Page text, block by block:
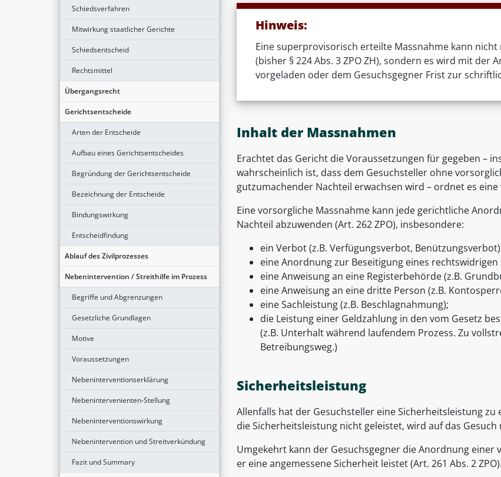
Schiedsverfahren
Mitwirkung staatlicher Gerichte
Schiedsentscheid
Rechtsmittel
Übergangsrecht
Gerichtsentscheide
Arten der Entscheide
Aufbau eines Gerichtsentscheides
Begründung der Gerichtsentscheide
Bezeichnung der Entscheide
Bindungswirkung
Entscheidfindung
Ablauf des Zivilprozesses
Nebenintervention / Streithilfe im Prozess
Begriffe und Abgrenzungen
Gesetzliche Grundlagen
Motive
Voraussetzungen
Nebeninterventionserklärung
Nebenintervenienten-Stellung
Nebeninterventionswirkung
Nebenintervention und Streitverkündung
Fazit und Summary
Hinweis:
Eine superprovisorisch erteilte Massnahme kann
(bisher § 224 Abs. 3 ZPO ZH), sondern es wird mit
vorgeladen oder dem Gesuchsgegner Frist zur
Inhalt der Massnahmen
Erachtet das Gericht die Voraussetzungen für gegeben –
wahrscheinlich ist, dass dem Gesuchsteller ohne
gutzumachender Nachteil erwachsen wird – ordnet es
Eine vorsorgliche Massnahme kann jede gerichtliche
Nachteil abzuwenden (Art. 262 ZPO), insbesondere:
ein Verbot (z.B. Verfügungsverbot,
eine Anordnung zur Beseitigung eines rechtswidrigen
eine Anweisung an eine Registerbehörde (z.B.
eine Anweisung an eine dritte Person (z.B.
eine Sachleistung (z.B. Beschlagnahmung);
die Leistung einer Geldzahlung in den vom Gesetz
(z.B. Unterhalt während laufendem Prozess. Zu
Betreibungsweg.)
Sicherheitsleistung
Allenfalls hat der Gesuchsteller eine Sicherheitsleistung zu
die Sicherheitsleistung nicht geleistet, wird auf das
Umgekehrt kann der Gesuchsgegner die Anordnung
er eine angemessene Sicherheit leistet (Art. 261 Abs. 2 ZPO).